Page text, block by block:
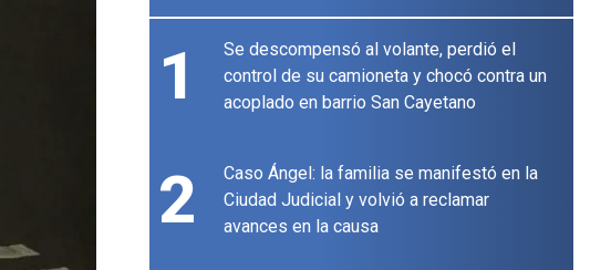
1
Se descompensó al volante, perdió el
control de su camioneta y chocó contra un
acoplado en barrio San Cayetano
2
Caso Ángel: la familia se manifestó en la
Ciudad Judicial y volvió a reclamar
avances en la causa